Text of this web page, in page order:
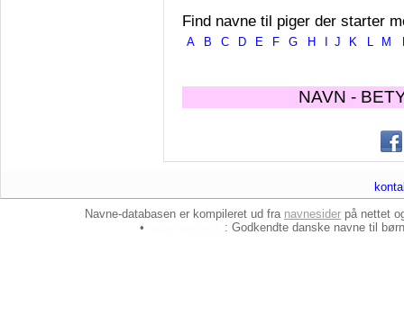
Find navne til piger der starter
A B C D E F G H J K L M
NAVN -
Navne-databasen er kompileret ud fra navnesider på nettet
•
: Godkendte danske navne til børn